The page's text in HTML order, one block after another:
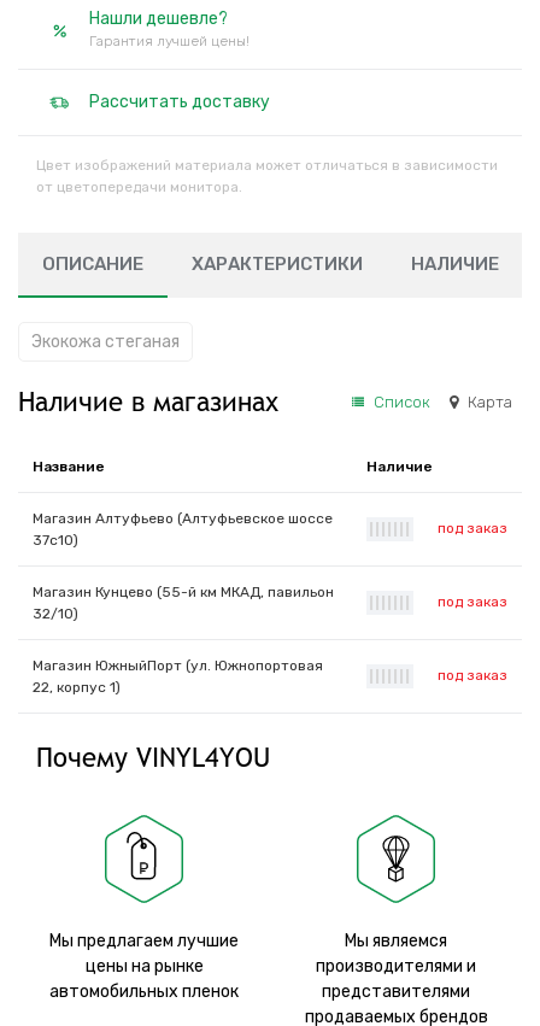
Нашли дешевле?
Гарантия лучшей цены!
Рассчитать доставку
Цвет изображений материала может отличаться в зависимости
от цветопередачи монитора.
ОПИСАНИЕ ХАРАКТЕРИСТИКИ НАЛИЧИЕ
Экокожа стеганая
Наличие в магазинах Список Карта
Название Наличие
Магазин Алтуфьево (Алтуфьевское шоссе
37с10)
под заказ
Магазин Кунцево (55-й км МКАД, павильон
32/10)
под заказ
Магазин ЮжныйПорт (ул. Южнопортовая
22, корпус 1)
под заказ
Почему VINYL4YOU
Мы предлагаем лучшие
цены на рынке
автомобильных пленок
Мы являемся
производителями и
представителями
продаваемых брендов